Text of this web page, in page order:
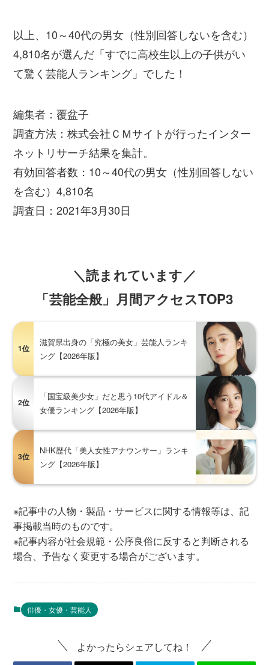
以上、10～40代の男女（性別回答しないを含む）
4,810名が選んだ「すでに高校生以上の子供がい
て驚く芸能人ランキング」でした！
編集者：覆盆子
調査方法：株式会社ＣＭサイトが行ったインター
ネットリサーチ結果を集計。
有効回答者数：10～40代の男女（性別回答しない
を含む）4,810名
調査日：2021年3月30日
＼読まれています／
「芸能全般」月間アクセスTOP3
1位
滋賀県出身の「究極の美女」芸能人ランキ
ング【2026年版】
2位
「国宝級美少女」だと思う10代アイドル＆
女優ランキング【2026年版】
3位
NHK歴代「美人女性アナウンサー」ランキ
ング【2026年版】
※記事中の人物・製品・サービスに関する情報等は、記
事掲載当時のものです。
※記事内容が社会規範・公序良俗に反すると判断される
場合、予告なく変更する場合がございます。
俳優・女優・芸能人
よかったらシェアしてね！